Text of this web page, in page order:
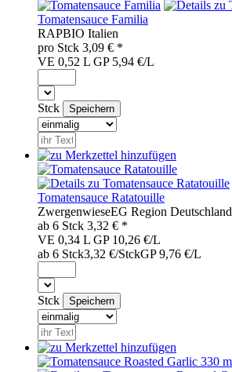
Tomatensauce Familia
RAPBIO Italien
pro Stck 3,09 € *
VE 0,52 L GP 5,94 €/L
Stck
Tomatensauce Ratatouille
ZwergenwieseEG Region Deutschland
ab 6 Stck 3,32 € *
VE 0,34 L GP 10,26 €/L
ab 6 Stck3,32 €/StckGP 9,76 €/L
Stck